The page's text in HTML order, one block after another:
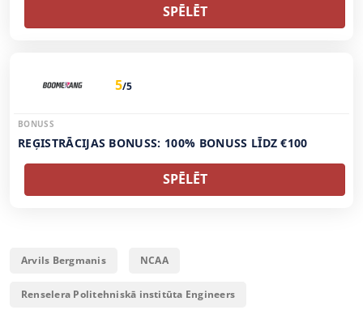
SPĒLĒT
5/5
BONUSS
REĢISTRĀCIJAS BONUSS: 100% BONUSS LĪDZ €100
SPĒLĒT
Arvils Bergmanis NCAA
Renselera Politehniskā institūta Engineers